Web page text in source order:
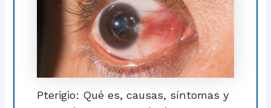
Pterigio: Qué es, causas, síntomas y